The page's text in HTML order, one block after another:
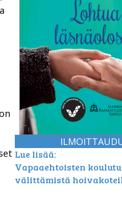
Lue lisää:
Vapaaehtoisten
välittämistä